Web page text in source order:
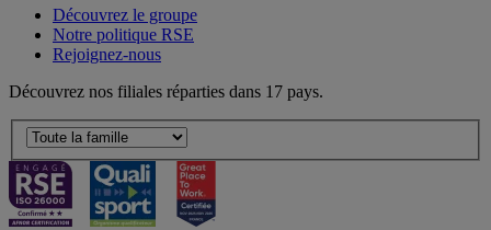
Découvrez le groupe
Notre politique RSE
Rejoignez-nous
Découvrez nos filiales réparties dans 17 pays.